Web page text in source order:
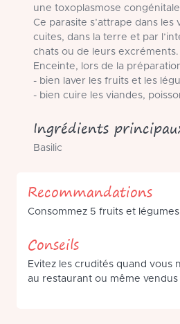
une toxoplasmose
Ce parasite s’attrape dans les
cuites, dans la terre et par
chats ou de leurs excréments.
Enceinte, lors de la
- bien laver les fruits et les
- bien cuire les viandes,
Ingrédients
Basilic
Recommandations
Consommez 5 fruits et
Conseils
Evitez les crudités quand vous
au restaurant ou même vendus